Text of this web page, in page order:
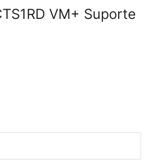
VM+ Suporte